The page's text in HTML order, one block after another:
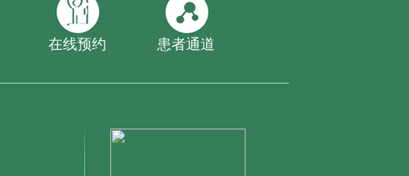
在线预约 患者通道